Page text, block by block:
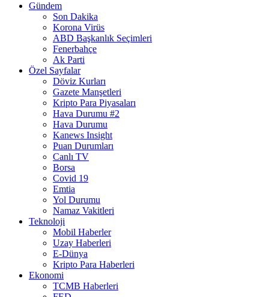
Gündem
Son Dakika
Korona Virüs
ABD Başkanlık Seçimleri
Fenerbahçe
Ak Parti
Özel Sayfalar
Döviz Kurları
Gazete Manşetleri
Kripto Para Piyasaları
Hava Durumu #2
Hava Durumu
Kanews Insight
Puan Durumları
Canlı TV
Borsa
Covid 19
Emtia
Yol Durumu
Namaz Vakitleri
Teknoloji
Mobil Haberler
Uzay Haberleri
E-Dünya
Kripto Para Haberleri
Ekonomi
TCMB Haberleri